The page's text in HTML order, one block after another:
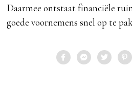
Daarmee ontstaat financiële
goede voornemens snel op te